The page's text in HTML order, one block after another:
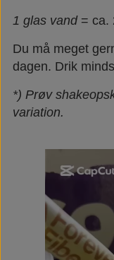
1 glas vand= ca.
Du må meget
dagen. Drik
*) Prøv
variation.